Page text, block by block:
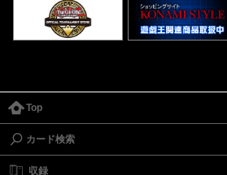
Top
カード検索
収録